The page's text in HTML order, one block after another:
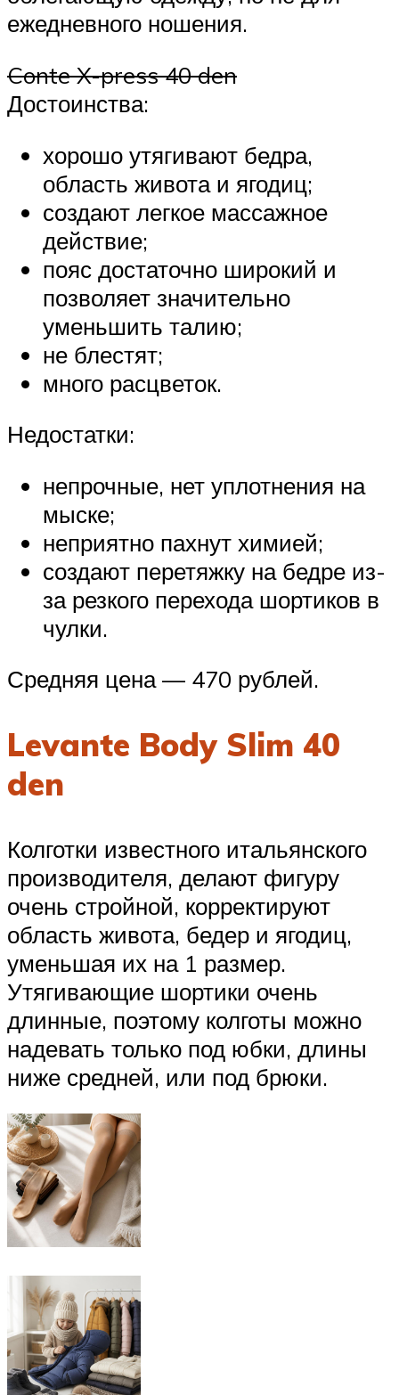
ежедневного ношения.
Conte X-press 40 den
Достоинства:
хорошо утягивают бедра,
область живота и ягодиц;
создают легкое массажное
действие;
пояс достаточно широкий и
позволяет значительно
уменьшить талию;
не блестят;
много расцветок.
Недостатки:
непрочные, нет уплотнения на
мыске;
неприятно пахнут химией;
создают перетяжку на бедре из-
за резкого перехода шортиков в
чулки.
Средняя цена — 470 рублей.
Levante Body Slim 40
den
Колготки известного итальянского
производителя, делают фигуру
очень стройной, корректируют
область живота, бедер и ягодиц,
уменьшая их на 1 размер.
Утягивающие шортики очень
длинные, поэтому колготы можно
надевать только под юбки, длины
ниже средней, или под брюки.